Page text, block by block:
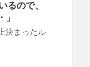
るので、
決まったル